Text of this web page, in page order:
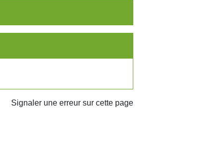
Signaler une erreur sur cette page